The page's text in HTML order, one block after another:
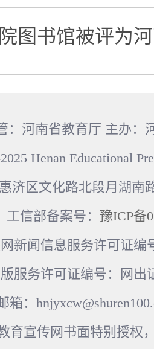
图书馆被评为
：河南省教育厅 主办：
Henan Educational
济区文化路北段月湖南
工信部备案号： 豫ICP备
新闻信息服务许可证编
服务许可证编号：网出
箱：
育宣传网书面特别授权